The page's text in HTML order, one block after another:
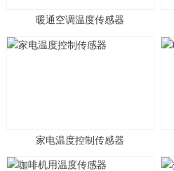
暖通空调温度传感器
家电温度控制传感器